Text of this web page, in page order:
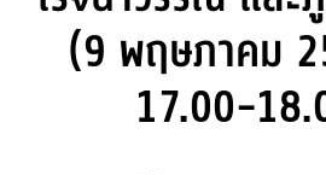
(9 พฤษภาคม
17.00-